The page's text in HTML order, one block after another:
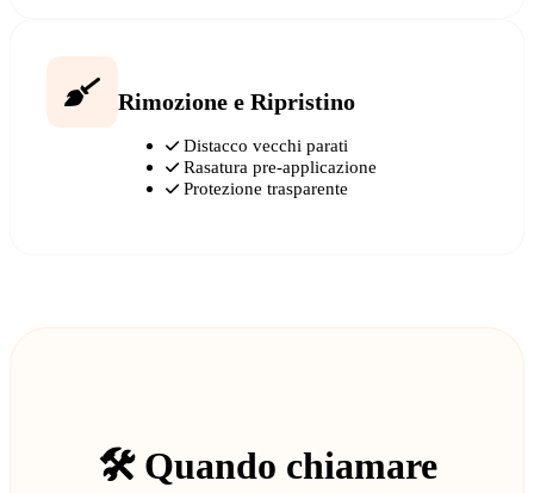
Rimozione e Ripristino
Distacco vecchi parati
Rasatura pre-applicazione
Protezione trasparente
🛠️ Quando chiamare